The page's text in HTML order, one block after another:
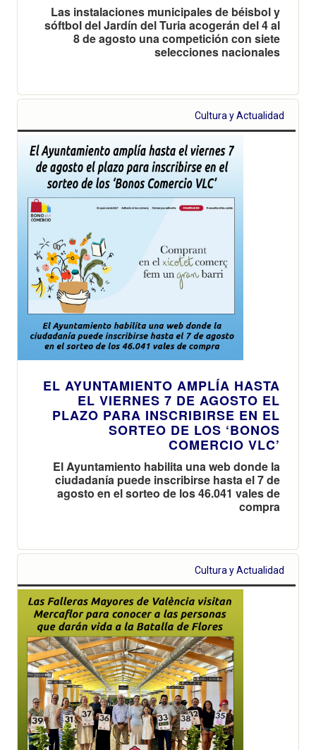
Las instalaciones municipales de béisbol y
sóftbol del Jardín del Turia acogerán del 4 al
8 de agosto una competición con siete
selecciones nacionales
Cultura y Actualidad
EL AYUNTAMIENTO AMPLÍA HASTA
EL VIERNES 7 DE AGOSTO EL
PLAZO PARA INSCRIBIRSE EN EL
SORTEO DE LOS ‘BONOS
COMERCIO VLC’
El Ayuntamiento habilita una web donde la
ciudadanía puede inscribirse hasta el 7 de
agosto en el sorteo de los 46.041 vales de
compra
Cultura y Actualidad